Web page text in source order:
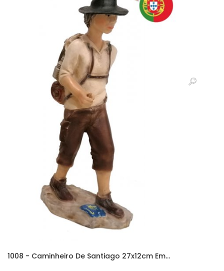
1008 - Caminheiro De Santiago 27x12cm Em...